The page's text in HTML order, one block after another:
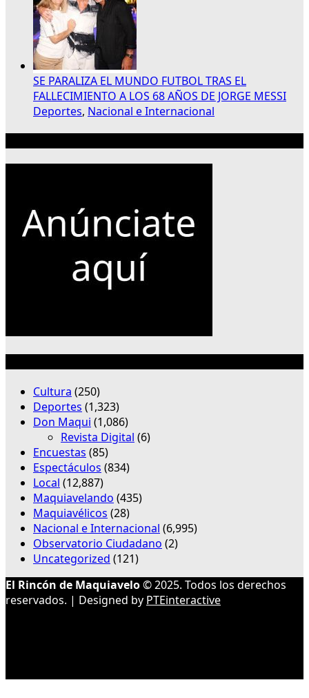
SE PARALIZA EL MUNDO FUTBOL TRAS EL
FALLECIMIENTO A LOS 68 AÑOS DE JORGE MESSI
Deportes, Nacional e Internacional
Cultura (250)
Deportes (1,323)
Don Maqui (1,086)
Revista Digital (6)
Encuestas (85)
Espectáculos (834)
Local (12,887)
Maquiavelando (435)
Maquiavélicos (28)
Nacional e Internacional (6,995)
Observatorio Ciudadano (2)
Uncategorized (121)
El Rincón de Maquiavelo© 2025. Todos los derechos
reservados. | Designed by PTEinteractive